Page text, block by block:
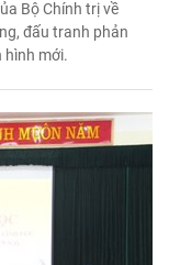
Bộ Chính trị về
đấu tranh phản
hình mới.